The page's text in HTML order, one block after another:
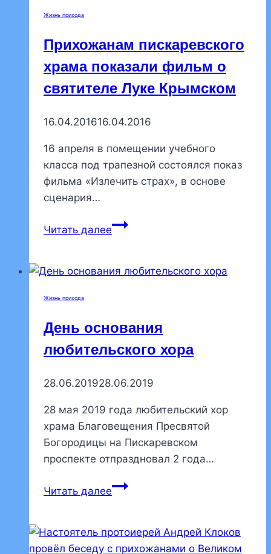
Жизнь прихода
Прихожанам пискаревского
храма показали фильм о
святителе Луке Крымском
16.04.201616.04.2016
16 апреля в помещении учебного
класса под трапезной состоялся показ
фильма «Излечить страх», в основе
сценария…
Читать далееПрихожанам
показали
Луке
Крымском
Жизнь прихода
День основания
любительского хора
28.06.201928.06.2019
28 мая 2019 года любительский хор
храма Благовещения Пресвятой
Богородицы на Пискаревском
проспекте отпраздновал 2 года…
Читать далееДень
хора